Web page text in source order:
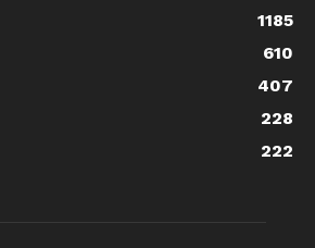
1185
610
407
228
222